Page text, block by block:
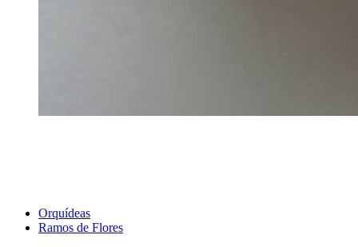
Orquídeas
Ramos de Flores